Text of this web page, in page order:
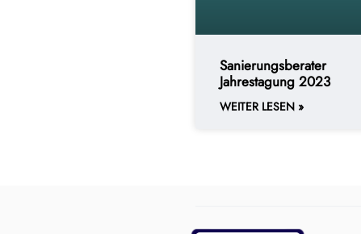
Sanierungsberater
Jahrestagung 2023
WEITER LESEN »